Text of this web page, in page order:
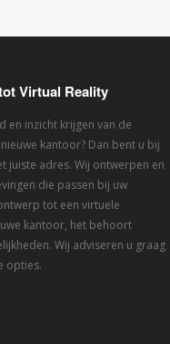
Virtual Reality
en inzicht krijgen van de
kantoor? Dan bent u bij
juiste adres. Wij ontwerpen en
die passen bij uw
tot een virtuele
kantoor, het behoort
Wij adviseren u graag
opties.